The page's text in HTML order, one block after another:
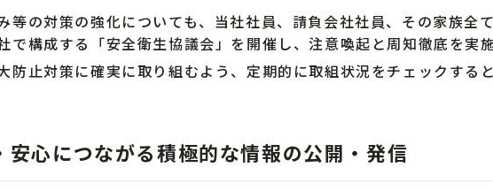
等の対策の強化についても、当社社員、請負会社社員、その家族全
で構成する「安全衛生協議会」を開催し、注意喚起と周知徹底を実
防止対策に確実に取り組むよう、定期的に取組状況をチェックする
安心につながる積極的な情報の公開・発信